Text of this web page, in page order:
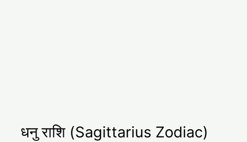
धनु राशि (Sagittarius Zodiac)